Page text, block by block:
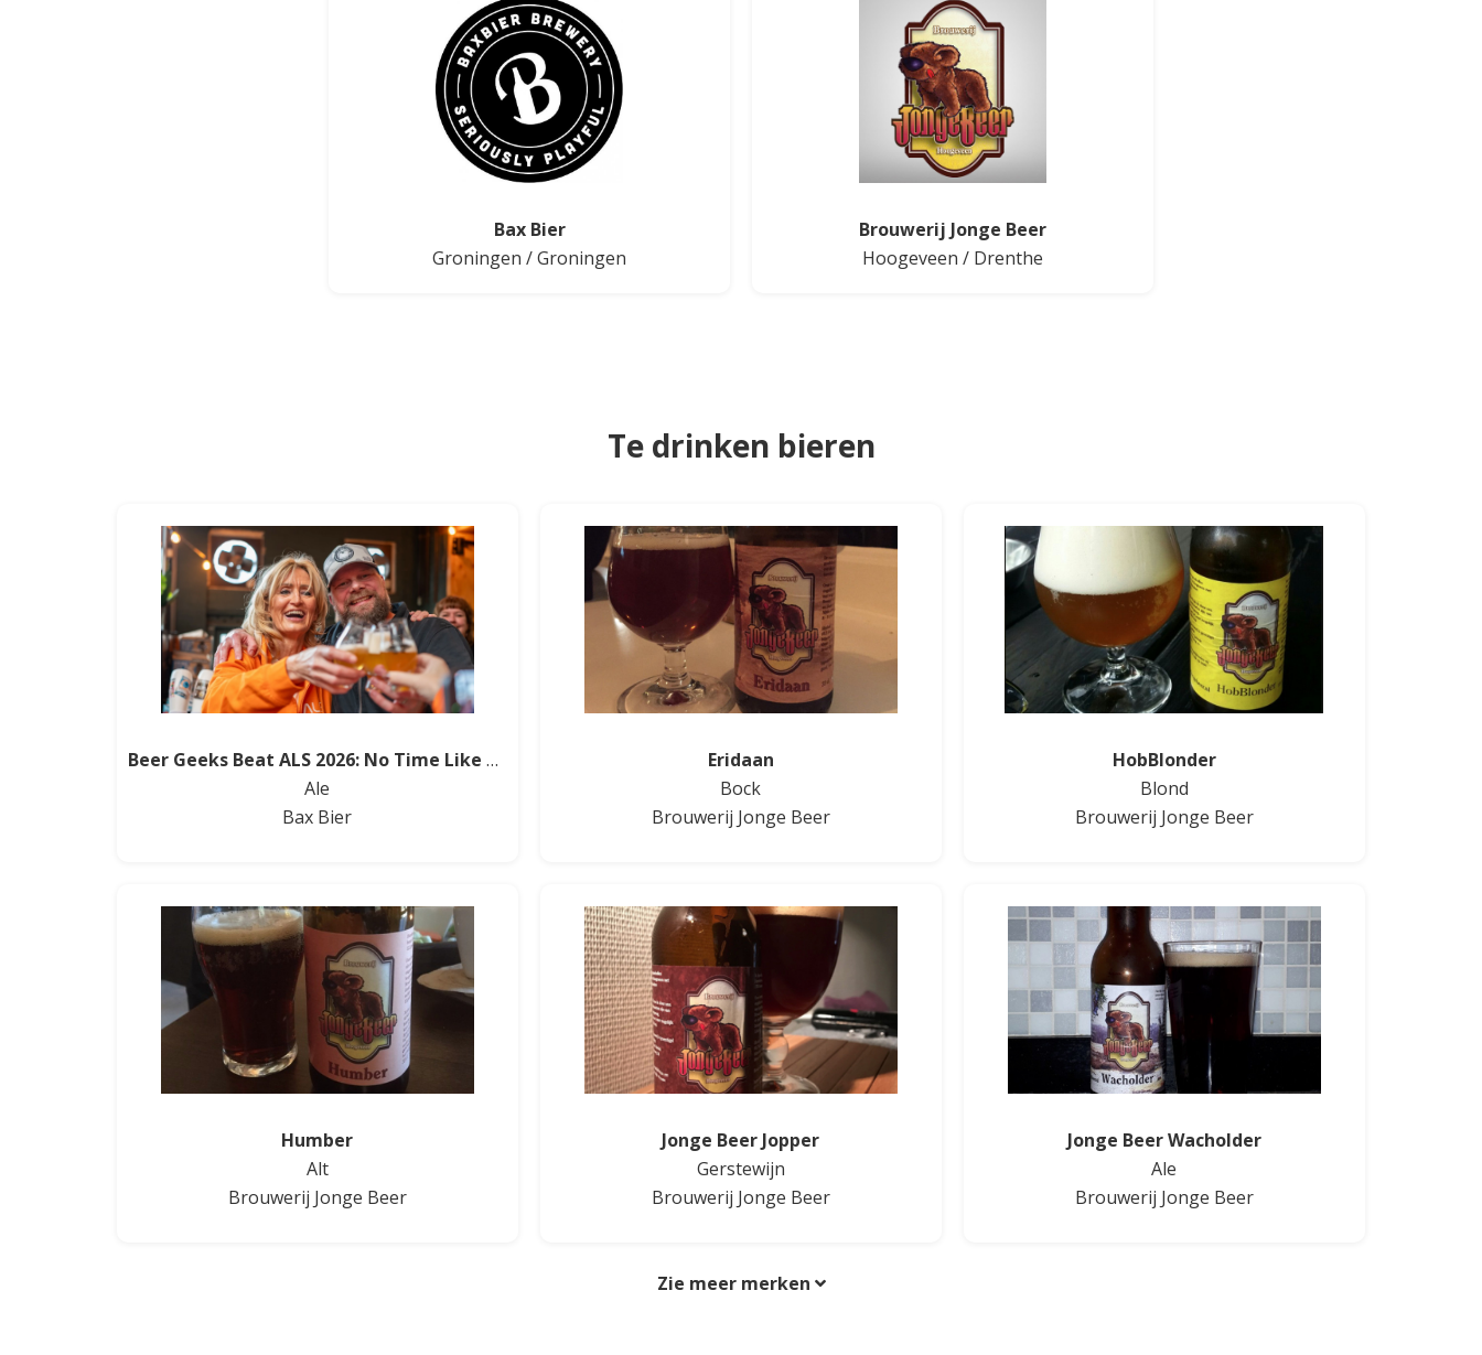
Bax Bier
Groningen /Groningen
Brouwerij Jonge Beer
Hoogeveen / Drenthe
Te drinken bieren
Beer Geeks Beat ALS 2026: No Time Like Now
Ale
Bax Bier
Eridaan
Bock
Brouwerij Jonge Beer
HobBlonder
Blond
Brouwerij Jonge Beer
Humber
Alt
Brouwerij Jonge Beer
Jonge Beer Jopper
Gerstewijn
Brouwerij Jonge Beer
Jonge Beer Wacholder
Ale
Brouwerij Jonge Beer
Zie meer merken